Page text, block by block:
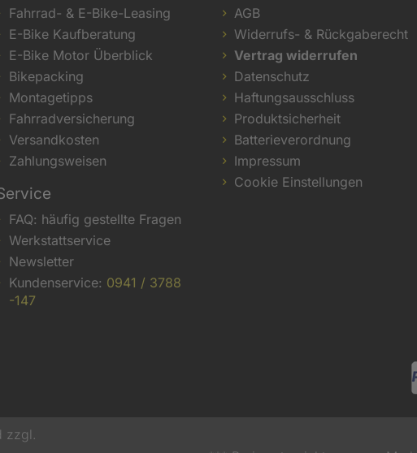
Fahrrad- & E-Bike-Leasing
E-Bike Kaufberatung
E-Bike Motor Überblick
Bikepacking
Montagetipps
Fahrradversicherung
Versandkosten
Zahlungsweisen
FAQ: häufig gestellte Fragen
Werkstattservice
Newsletter
Kundenservice: 0941 / 3788
-147
AGB
Widerrufs- & Rückgaberecht
Vertrag widerrufen
Datenschutz
Haftungsausschluss
Produktsicherheit
Batterieverordnung
Impressum
Cookie Einstellungen
zzgl.